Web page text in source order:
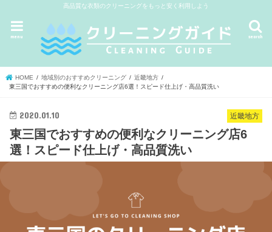
高品質な衣類のクリーニングをもっと安く利用しよう
search
menu
HOME 地域別のおすすめクリーニング
近畿地方
東三国でおすすめの便利なクリーニング店6選！スピード仕上げ・高品質洗い
近畿地方
2020.01.10
東三国でおすすめの便利なクリーニング店6
選！スピード仕上げ・高品質洗い